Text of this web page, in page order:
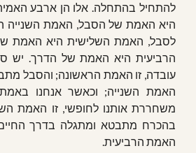
להתחיל בהתחלה. אלו הן ארבע
היא האמת של הסבל, האמת השנייה
לסבל, האמת השלישית היא האמת
הרביעית היא האמת של הדרך. יש
עובדה, זו האמת הראשונה; והסבל
האמת השנייה; וכאשר אנחנו
משחררת אותנו לחופשי, זו האמת
בהכרח מתבטא ומתגלה בדרך
האמת הרביעית.